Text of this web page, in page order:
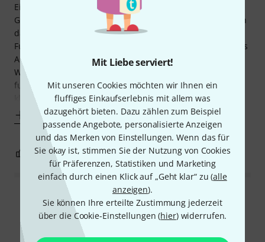
Mit Liebe serviert!
Mit unseren Cookies möchten wir Ihnen ein
fluffiges Einkaufserlebnis mit allem was
dazugehört bieten. Dazu zählen zum Beispiel
passende Angebote, personalisierte Anzeigen
und das Merken von Einstellungen. Wenn das für
Sie okay ist, stimmen Sie der Nutzung von Cookies
für Präferenzen, Statistiken und Marketing
einfach durch einen Klick auf „Geht klar“ zu (alle
anzeigen).
Sie können Ihre erteilte Zustimmung jederzeit
über die Cookie-Einstellungen (hier) widerrufen.
Ein Verstellen des seitlichen Halters bringt nur wenig
Größenänderung und geht darüberhinaus nur, indem man
das ganze Ding auseinandernimmt. Das ist ziemliche
Fummelei und gelingt sicher nicht mal eben während eines
Auftrittes.
Wenn es einmal auf die gewünschte Größe eingestellt ist,
funktioniert es ganz gut - allerdings nicht für mein zu
kleines IPad Mini 6
Mehr anzeigen
0 BEWERTUNG MELDEN
Alle Bewertungen lesen